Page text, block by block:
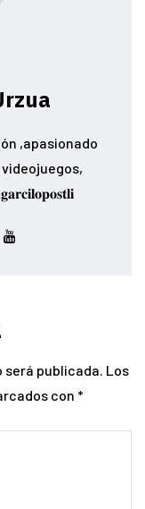
,apasionado
publicada. Los
con *